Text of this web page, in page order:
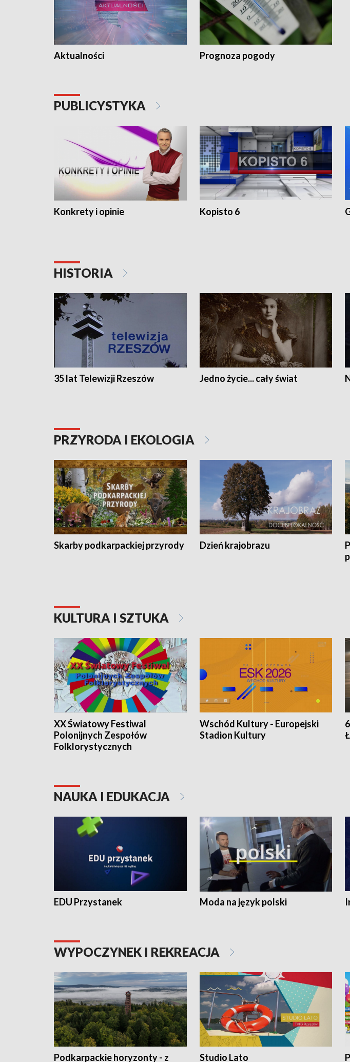
Aktualności Prognoza pogody
PUBLICYSTYKA
Konkrety i opinie Kopisto 6
HISTORIA
35 lat Telewizji Rzeszów Jedno życie... cały świat
PRZYRODA I EKOLOGIA
Skarby podkarpackiej przyrody Dzień krajobrazu
KULTURA I SZTUKA
XX Światowy Festiwal
Polonijnych Zespołów
Folklorystycznych
Wschód Kultury - Europejski
Stadion Kultury
NAUKA I EDUKACJA
EDU Przystanek Moda na język polski
WYPOCZYNEK I REKREACJA
Podkarpackie horyzonty - z Studio Lato